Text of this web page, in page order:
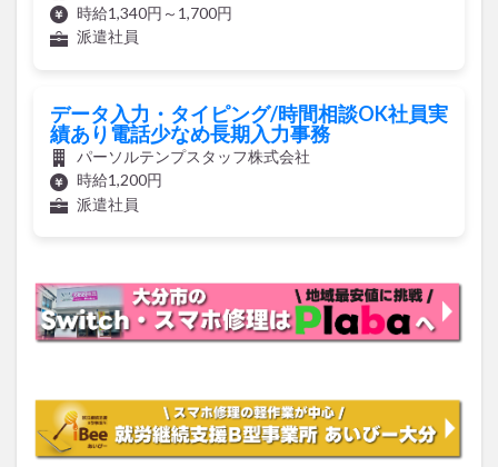
時給1,340円～1,700円
派遣社員
データ入力・タイピング/時間相談OK社員実
績あり電話少なめ長期入力事務
パーソルテンプスタッフ株式会社
時給1,200円
派遣社員